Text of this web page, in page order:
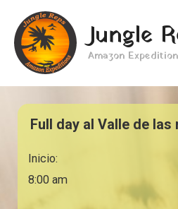
contenido
Jungle
Amazon
Full day al Valle de
Inicio:
8:00 am